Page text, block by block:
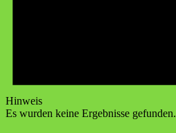
Hinweis
Es wurden keine Ergebnisse gefunden.